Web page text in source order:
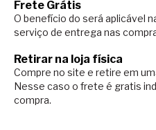
Frete Grátis
O benefício do será aplicável
serviço de entrega nas
Retirar na loja física
Compre no site e retire em
Nesse caso o frete é gratis
compra.